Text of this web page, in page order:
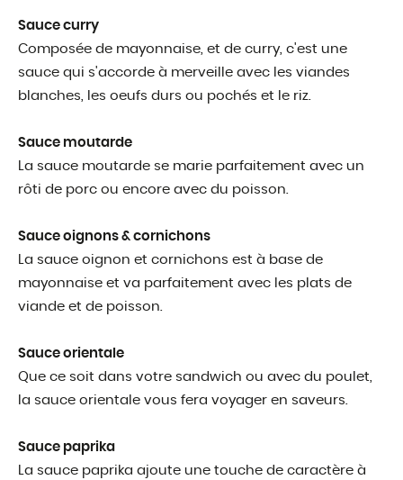
Sauce curry
Composée de mayonnaise, et de curry, c'est une
sauce qui s'accorde à merveille avec les viandes
blanches, les oeufs durs ou pochés et le riz.
Sauce moutarde
La sauce moutarde se marie parfaitement avec un
rôti de porc ou encore avec du poisson.
Sauce oignons & cornichons
La sauce oignon et cornichons est à base de
mayonnaise et va parfaitement avec les plats de
viande et de poisson.
Sauce orientale
Que ce soit dans votre sandwich ou avec du poulet,
la sauce orientale vous fera voyager en saveurs.
Sauce paprika
La sauce paprika ajoute une touche de caractère à